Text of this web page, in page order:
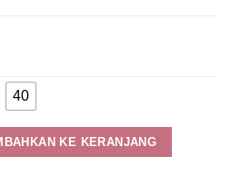
40
KE KERANJANG